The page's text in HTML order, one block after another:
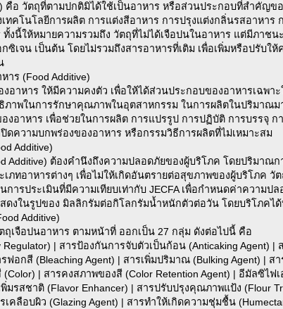
คือ วัตถุที่ตามปกติมิได้ใช้เป็นอาหาร หรือส่วนประกอบที่สำคัญ
เทคโนโลยีการผลิต การแต่งสีอาหาร การปรุงแต่งกลิ่นรสอาหา
นี้ให้หมายความรวมถึง วัตถุที่ไม่ได้เจือปนในอาหาร แต่มีภาชน
เจน เป็นต้น โดยไม่รวมถึงสารอาหารที่เติม เพื่อเพิ่มหรือปรับใ
าร (Food Additive)
อาหาร ให้มีความคงตัว เพื่อให้ได้ส่วนประกอบของอาหารเฉพ
ธิภาพในการรักษาคุณภาพในอุตสาหกรรม ในการผลิตในปริมา
อาหาร เพื่อช่วยในการผลิต การแปรรูป การปฏิบัติ การบรรจุ ก
ดความบกพร่องของอาหาร หรือกรรมวิธีการผลิตที่ไม่เหมาะสม
Additive)
Additive) ต้องคำนึงถึงความปลอดภัยของผู้บริโภค โดยปริมาณก
ภทอาหารต่างๆ เพื่อไม่ให้เกิดอันตรายต่อสุขภาพของผู้บริโภค วั
การประเมินที่มีความเทียบเท่ากับ JECFA เพื่อกำหนดค่าความป
สดงในรูปของ มิลลิกรัมต่อกิโลกรัมน้ำหนักตัวต่อวัน โดยบริโภค
Additive)
ถุเจือปนอาหาร ตามหน้าที่ ออกเป็น 27 กลุ่ม ดังต่อไปนี้ คือ
| สารป้องกันการจับตัวเป็นก้อน (Anticaking Agent) |
ฟอกสี (Bleaching Agent) | สารเพิ่มปริมาณ (Bulking Agent) |
| สารคงสภาพของสี (Color Retention Agent) | อีมัลซิไฟ
มรสชาติ (Flavor Enhancer) | สารปรับปรุงคุณภาพแป้ง (Flour
เคลือบผิว (Glazing Agent) | สารทำให้เกิดความชุ่มชื้น